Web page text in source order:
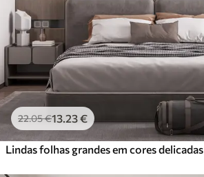
22.05€13.23€
Lindas folhas grandes em cores delicadas